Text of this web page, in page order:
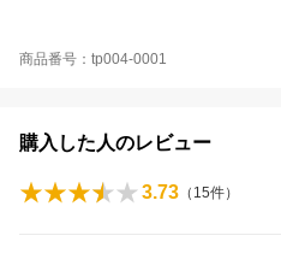
商品番号：tp004-0001
購入した人のレビュー
3.73 （ 15件）